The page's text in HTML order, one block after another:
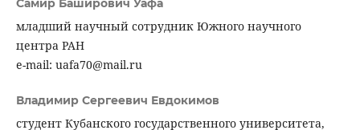
Самир Баширович Уафа
младший научный сотрудник Южного научного
центра РАН
e-mail: uafa70@mail.ru
Владимир Сергеевич Евдокимов
студент Кубанского государственного университета,